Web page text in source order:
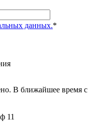
данных.*
В ближайшее время с
11